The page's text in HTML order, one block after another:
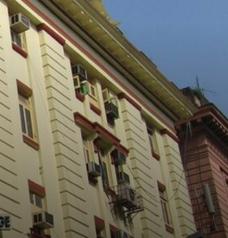
मोरेपेन लैब्स का Q4 मुनाफा 69 प्रतिशत बढ़ा;
सीडीएमओ (CDMO) कार्यक्रम का कमर्शियल
एक्सीक्यूशन शुरू; बोर्ड ने वित्त वर्ष 2026 के लिए
10 प्रतिशत लाभांश देने का प्रस्ताव रखा
फेविकोल ने ‘कुर्सी पे नजर’ पेश किया, जो अपनी खास
हाजिरजवाबी के साथ एक सदाबहार भारतीय सोच को
दिखा रहा
सिग्नेचर ग्लोबल–टोनिनो लैम्बॉर्गिनी साझेदारी:
गुरुग्राम के एसपीआर पर 812 ब्रांडेड लग्ज़री
आवास बनेंगे